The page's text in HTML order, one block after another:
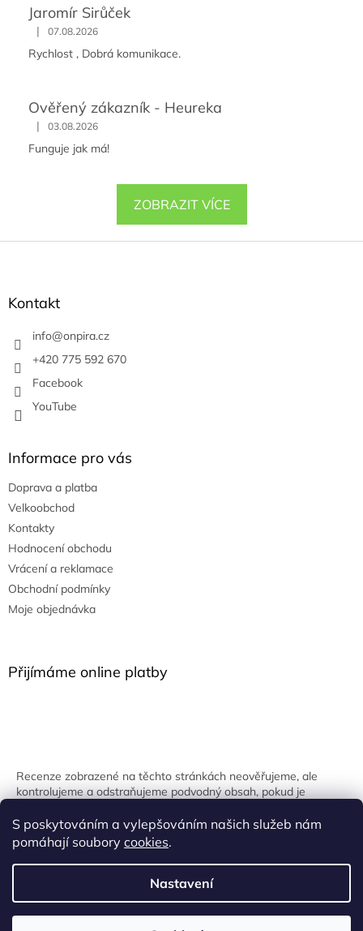
S poskytováním a vylepšováním našich služeb nám
pomáhají soubory cookies.
Nastavení
Jaromír Sirůček
| 07.08.2026
Rychlost , Dobrá komunikace.
Ověřený zákazník - Heureka
| 03.08.2026
Funguje jak má!
ZOBRAZIT VÍCE
Z
Kontakt
info@onpira.cz
+420 775 592 670
Facebook
YouTube
Informace pro vás
Doprava a platba
Velkoobchod
Kontakty
Hodnocení obchodu
Vrácení a reklamace
Obchodní podmínky
Moje objednávka
Přijímáme online platby
Recenze zobrazené na těchto stránkách neověřujeme, ale
kontrolujeme a odstraňujeme podvodný obsah, pokud je
Vytvořil Shoptet